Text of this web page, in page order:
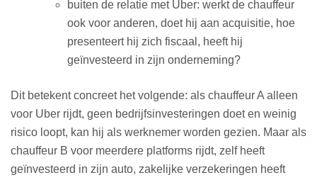
buiten de relatie met Uber: werkt de chauffeur
ook voor anderen, doet hij aan acquisitie, hoe
presenteert hij zich fiscaal, heeft hij
geïnvesteerd in zijn onderneming?
Dit betekent concreet het volgende: als chauffeur A alleen
voor Uber rijdt, geen bedrijfsinvesteringen doet en weinig
risico loopt, kan hij als werknemer worden gezien. Maar als
chauffeur B voor meerdere platforms rijdt, zelf heeft
geïnvesteerd in zijn auto, zakelijke verzekeringen heeft